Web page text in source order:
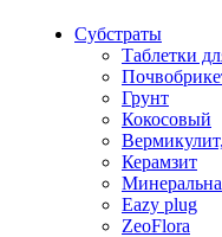
Субстраты
Таблетки
Грунт
Кокосовый
Керамзит
Eazy plug
ZeoFlora